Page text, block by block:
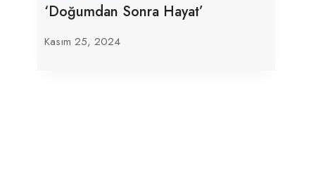
‘Doğumdan Sonra Hayat’
Kasım 25, 2024